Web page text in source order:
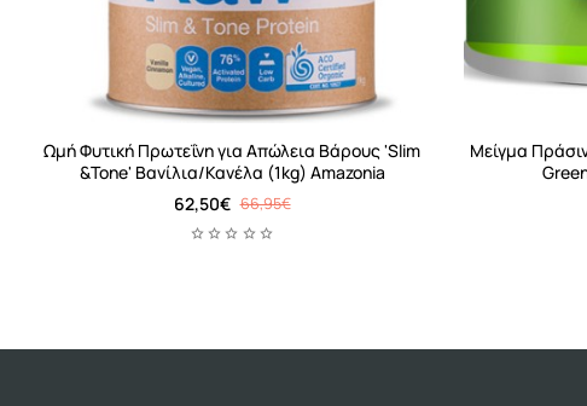
-7%
Ωμή Φυτική Πρωτεΐνη για Απώλεια Βάρους 'Slim
&Tone' Βανίλια/Κανέλα (1kg) Amazonia
62,50€ 66,95€
-13%
Μείγμα